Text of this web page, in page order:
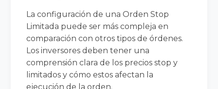
La configuración de una Orden Stop
Limitada puede ser más compleja en
comparación con otros tipos de órdenes.
Los inversores deben tener una
comprensión clara de los precios stop y
limitados y cómo estos afectan la
ejecución de la orden.